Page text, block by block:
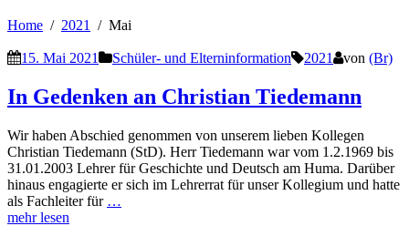
Home 2021 Mai
15. Mai 2021 Schüler- und Elterninformation 2021 von (Br)
In Gedenken an Christian Tiedemann
Wir haben Abschied genommen von unserem lieben Kollegen
Christian Tiedemann (StD). Herr Tiedemann war vom 1.2.1969 bis
31.01.2003 Lehrer für Geschichte und Deutsch am Huma. Darüber
hinaus engagierte er sich im Lehrerrat für unser Kollegium und hatte
als Fachleiter für …
mehr lesen